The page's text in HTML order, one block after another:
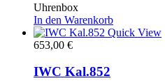
Uhrenbox
In den Warenkorb
Quick View
653,00 €
IWC Kal.852